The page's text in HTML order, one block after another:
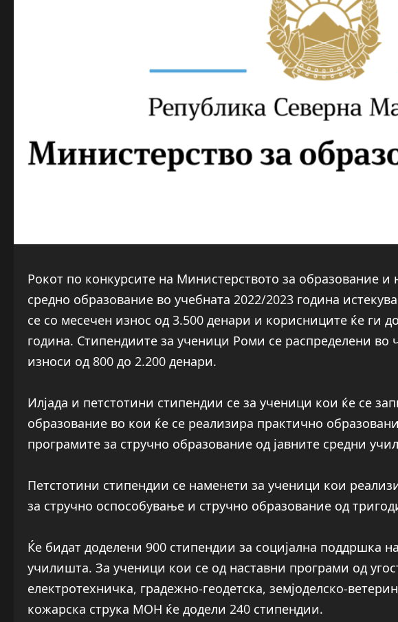
Рокот по конкурсите на Министерството за образование и
средно образование во учебната 2022/2023 година
се со месечен износ од 3.500 денари и корисниците ќе ги
година. Стипендиите за ученици Роми се распределени во
износи од 800 до 2.200 денари.
Илјада и петстотини стипендии се за ученици кои ќе се
образование во кои ќе се реализира практично
програмите за стручно образование од јавните средни
Петстотини стипендии се наменети за ученици кои
за стручно оспособување и стручно образование од
Ќе бидат доделени 900 стипендии за социјална поддршка
училишта. За ученици кои се од наставни програми од
електротехничка, градежно-геодетска, земјоделско-
кожарска струка МОН ќе додели 240 стипендии.